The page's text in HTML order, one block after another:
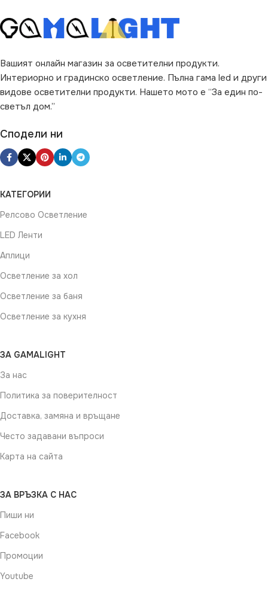
за Стена за Стълби
ВИД LED
ФОРМА Квадрат
Вашият онлайн магазин за осветителни продукти.
Интериорно и градинско осветление. Пълна гама led и други
видове осветителни продукти. Нашето мото е “За един по-
светъл дом.”
Сподели ни
КАТЕГОРИИ
Релсово Осветление
LED Ленти
Аплици
Осветление за хол
Осветление за баня
Осветление за кухня
ЗА GAMALIGHT
За нас
Политика за поверителност
Доставка, замяна и връщане
Често задавани въпроси
Карта на сайта
ЗА ВРЪЗКА С НАС
Пиши ни
Facebook
Промоции
Youtube